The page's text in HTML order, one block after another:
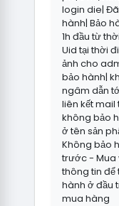
login die|
hành| Bảo
1h đầu từ
Uid tại thời
ảnh cho
bảo hành|
ngâm dẫn
liên kết
không bảo
ở tên sản
Không bảo
trước - Mua
thông tin để
hành ở đầu
mua hàng